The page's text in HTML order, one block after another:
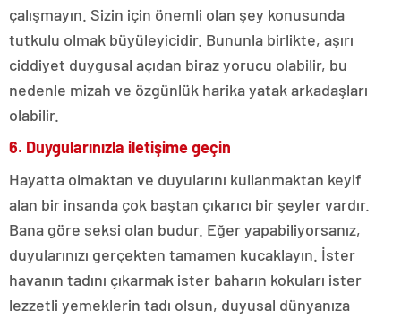
çalışmayın. Sizin için önemli olan şey konusunda
tutkulu olmak büyüleyicidir. Bununla birlikte, aşırı
ciddiyet duygusal açıdan biraz yorucu olabilir, bu
nedenle mizah ve özgünlük harika yatak arkadaşları
olabilir.
6. Duygularınızla iletişime geçin
Hayatta olmaktan ve duyularını kullanmaktan keyif
alan bir insanda çok baştan çıkarıcı bir şeyler vardır.
Bana göre seksi olan budur. Eğer yapabiliyorsanız,
duyularınızı gerçekten tamamen kucaklayın. İster
havanın tadını çıkarmak ister baharın kokuları ister
lezzetli yemeklerin tadı olsun, duyusal dünyanıza